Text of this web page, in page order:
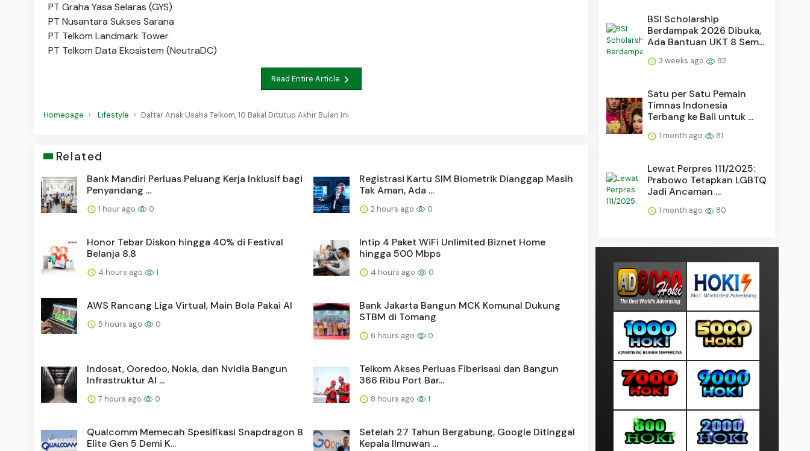
PT Graha Yasa Selaras (GYS)
PT Nusantara Sukses Sarana
PT Telkom Landmark Tower
PT Telkom Data Ekosistem (NeutraDC)
Read Entire Article
Homepage Lifestyle Daftar Anak Usaha Telkom, 10 Bakal Ditutup Akhir Bulan Ini
Related
Bank Mandiri Perluas Peluang Kerja Inklusif bagi
Penyandang ...
1 hour ago 0
Registrasi Kartu SIM Biometrik Dianggap Masih
Tak Aman, Ada ...
2 hours ago 0
Honor Tebar Diskon hingga 40% di Festival
Belanja 8.8
4 hours ago 1
Intip 4 Paket WiFi Unlimited Biznet Home
hingga 500 Mbps
4 hours ago 0
AWS Rancang Liga Virtual, Main Bola Pakai AI
5 hours ago 0
Bank Jakarta Bangun MCK Komunal Dukung
STBM di Tomang
6 hours ago 0
Indosat, Ooredoo, Nokia, dan Nvidia Bangun
Infrastruktur AI ...
7 hours ago 0
Telkom Akses Perluas Fiberisasi dan Bangun
366 Ribu Port Bar...
8 hours ago 1
Qualcomm Memecah Spesifikasi Snapdragon 8
Elite Gen 5 Demi K...
Setelah 27 Tahun Bergabung, Google Ditinggal
Kepala Ilmuwan ...
BSI Scholarship
Berdampak 2026 Dibuka,
Ada Bantuan UKT 8 Sem...
3 weeks ago 82
Satu per Satu Pemain
Timnas Indonesia
Terbang ke Bali untuk ...
1 month ago 81
Lewat Perpres 111/2025:
Prabowo Tetapkan LGBTQ
Jadi Ancaman ...
1 month ago 80